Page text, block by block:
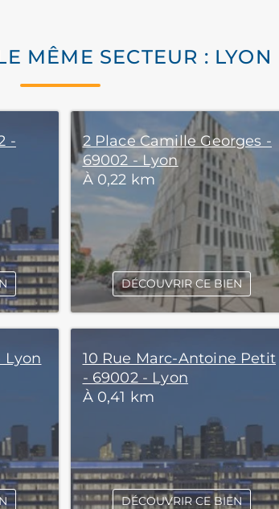
MÊME SECTEUR : LYON
-
2 Place Camille Georges -
69002 - Lyon
À 0,22 km
DÉCOUVRIR CE BIEN
Lyon
10 Rue Marc-Antoine Petit
- 69002 - Lyon
À 0,41 km
DÉCOUVRIR CE BIEN